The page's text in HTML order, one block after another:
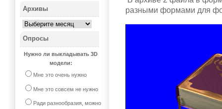
разными формами для
Архивы
Опросы
Нужно ли выкладывать 3D
модели:
Мне это очень нужно
Мне это совсем не нужно
Ради разнообразия, можно